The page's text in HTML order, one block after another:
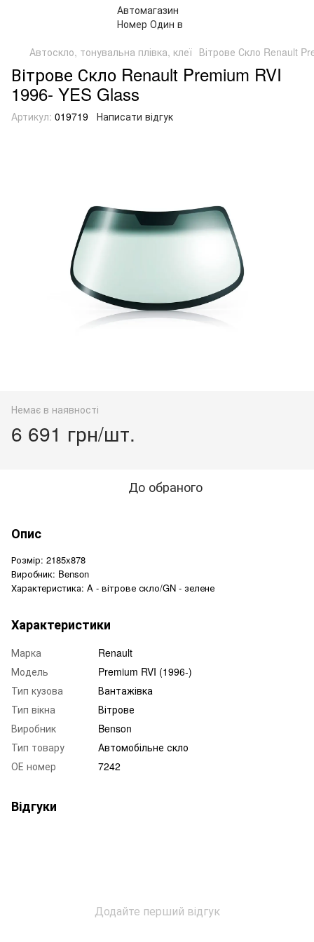
Автоскло, тонувальна плівка, клеї Вітрове Скло Renault
Вітрове Скло Renault Premium RVI
1996- YES Glass
Артикул: 019719 Написати відгук
Немає в наявності
6 691 грн/шт.
До обраного
Опис
Розмір: 2185x878
Виробник: Benson
Характеристика: A - вітрове скло/GN - зелене
Характеристики
Марка
Renault
Модель
Premium RVI (1996-)
Тип кузова
Вантажівка
Тип вікна
Вітрове
Виробник
Benson
Тип товару
Автомобільне скло
ОЕ номер
7242
Відгуки
Додайте перший відгук